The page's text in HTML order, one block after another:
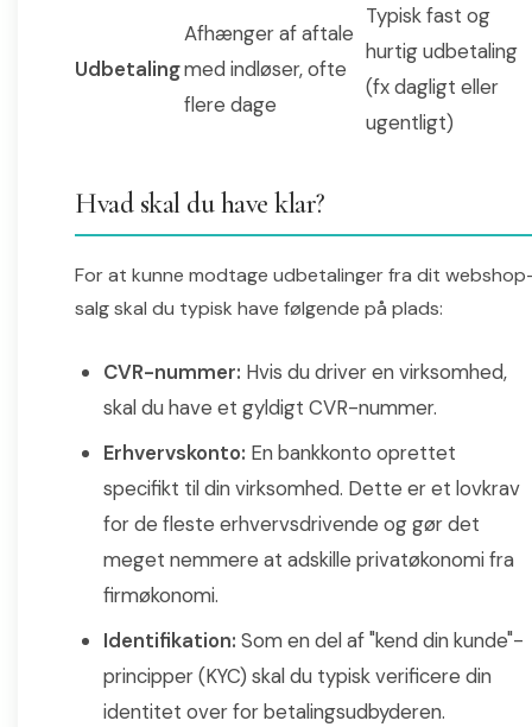
Udbetaling
Afhænger af aftale
med indløser, ofte
flere dage
Typisk fast og
hurtig udbetaling
(fx dagligt eller
ugentligt)
Hvad skal du have klar?
For at kunne modtage udbetalinger fra dit
salg skal du typisk have følgende på plads:
CVR-nummer: Hvis du driver en virksomhed,
skal du have et gyldigt CVR-nummer.
Erhvervskonto: En bankkonto oprettet
specifikt til din virksomhed. Dette er et lovkrav
for de fleste erhvervsdrivende og gør det
meget nemmere at adskille privatøkonomi fra
firmøkonomi.
Identifikation: Som en del af "kend din kunde"-
principper (KYC) skal du typisk verificere din
identitet over for betalingsudbyderen.